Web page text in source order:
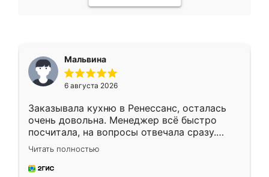
Мальвина
6 августа 2026
Заказывала кухню в Ренессанс, осталась
очень довольна. Менеджер всё быстро
посчитала, на вопросы отвечала сразу.
Замерщик приехал в субботу, подошёл к
делу со всей ответственностью. Собрали
за день, ребята работали аккуратно, даже
Читать полностью